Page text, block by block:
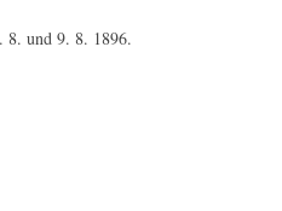
8. und 9. 8. 1896.